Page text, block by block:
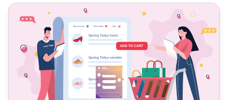
Live Chat e-kaubanduse ja teenuste jaoks